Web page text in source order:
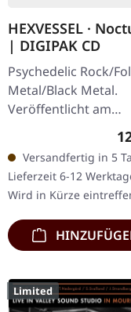
HEXVESSEL ·
| DIGIPAK CD
Psychedelic Rock/
Metal/Black Metal.
Veröffentlicht am
13.06.2025, auf
Productions. CD im
Digipak, 12-seitiges
Booklet. Mit ihrem…
Versandfertig in 5
Lieferzeit 6-12
Wird in Kürze
Limited